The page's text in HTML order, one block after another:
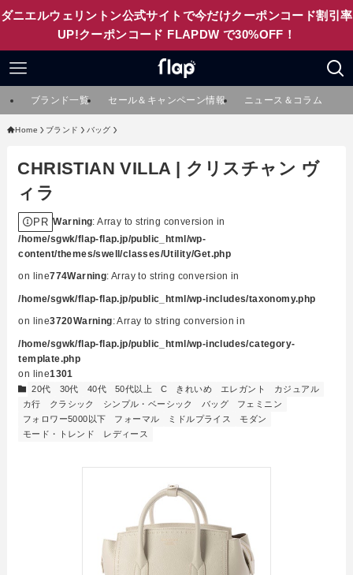
ダニエルウェリントン公式サイトで今だけクーポンコード割引率
UP!クーポンコード FLAPDW で30%OFF！
ブランド一覧 セール＆キャンペーン情報 ニュース＆コラム
Home ブランド バッグ
CHRISTIAN VILLA | クリスチャン ヴ
ィラ
PR Warning: Array to string conversion in
/home/sgwk/flap-flap.jp/public_html/wp-
content/themes/swell/classes/Utility/Get.php
on line774Warning: Array to string conversion in
/home/sgwk/flap-flap.jp/public_html/wp-includes/taxonomy.php
on line3720Warning: Array to string conversion in
/home/sgwk/flap-flap.jp/public_html/wp-includes/category-
template.php
on line1301
20代 30代 40代 50代以上 C きれいめ エレガント
カジュアル
カ行
クラシック シンプル・ベーシック バッグ
フェミニン
フォロワー5000以下
フォーマル ミドルプライス
モダン
モード・トレンド
レディース